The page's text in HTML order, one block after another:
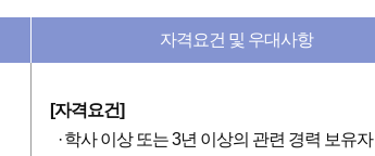
자격요건 및 우대사항
[자격요건]
학사 이상 또는 3년 이상의 관련 경력 보유자